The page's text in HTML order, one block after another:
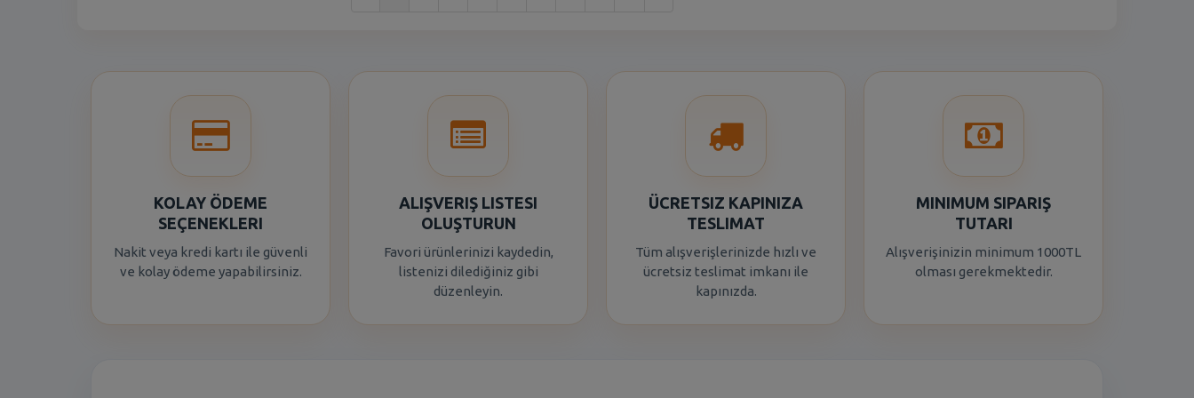
KOLAY ÖDEME
SEÇENEKLERI
Nakit veya kredi kartı ile güvenli
ve kolay ödeme yapabilirsiniz.
ALIŞVERIŞ LISTESI
OLUŞTURUN
Favori ürünlerinizi kaydedin,
listenizi dilediğiniz gibi
düzenleyin.
ÜCRETSIZ KAPINIZA
TESLIMAT
Tüm alışverişlerinizde hızlı ve
ücretsiz teslimat imkanı ile
kapınızda.
MINIMUM SIPARIŞ
TUTARI
Alışverişinizin minimum 1000TL
olması gerekmektedir.